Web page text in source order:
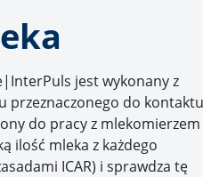
jest wykonany z
przeznaczonego do kontaktu
do pracy z mlekomierzem
ilość mleka z każdego
ICAR) i sprawdza tę